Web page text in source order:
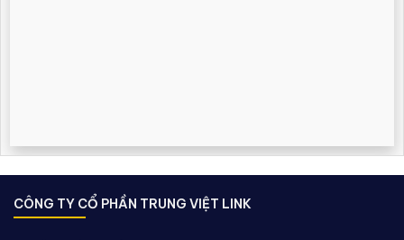
CÔNG TY CỔ PHẦN TRUNG VIỆT LINK